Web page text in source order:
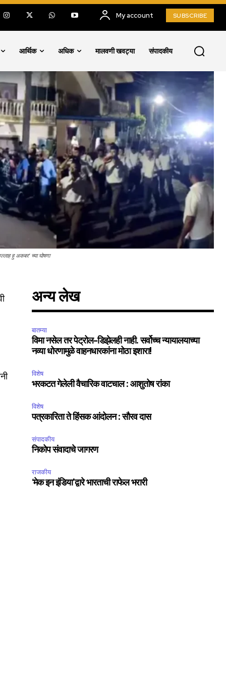
My account SUBSCRIBE
आर्थिक अधिक मालवणी खवट्या संपादकीय
हु अकबर' च्या घोषणा
अन्य लेख
बातम्या
विमा नसेल तर पेट्रोल-डिझेलही नाही. सर्वोच्च न्यायालयाच्या
नव्या धोरणामुळे वाहनधारकांना मोठा इशारा!
विशेष
भरकटत गेलेली वैचारिक वाटचाल : आशुतोष रांका
विशेष
पत्रकारिता ते हिंसक आंदोलन : सौरव दास
संपादकीय
निकोप संवादाचे जागरण
राजकीय
‘मेक इन इंडिया’द्वारे भारताची राफेल भरारी